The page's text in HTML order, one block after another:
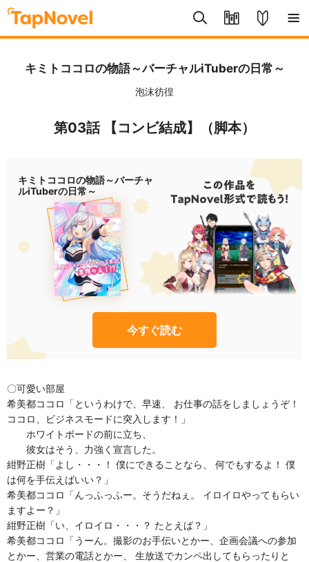
キミトココロの物語～バーチャルiTuberの日常～
泡沫彷徨
第03話 【コンビ結成】（脚本）
キミトココロの物語～バーチャ
ルiTuberの日常～
今すぐ読む
〇可愛い部屋
希美都ココロ「というわけで、早速、 お仕事の話をしましょうぞ！
ココロ、ビジネスモードに突入します！」
ホワイトボードの前に立ち、
彼女はそう、力強く宣言した。
紺野正樹「よし・・・！ 僕にできることなら、 何でもするよ！ 僕
は何を手伝えばいい？」
希美都ココロ「んっふっふー。そうだねぇ。 イロイロやってもらい
ますよー？」
紺野正樹「い、イロイロ・・・？ たとえば？」
希美都ココロ「うーん。撮影のお手伝いとかー、企画会議への参加
とかー、営業の電話とかー、 生放送でカンペ出してもらったりと